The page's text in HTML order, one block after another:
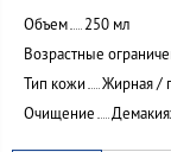
Объем
250 мл
Возрастные
Тип кожи
Жирная /
Очищение